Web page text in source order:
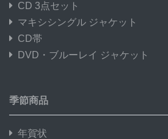
CD 3点セット
マキシシングル ジャケット
CD帯
DVD・ブルーレイ ジャケット
季節商品
年賀状